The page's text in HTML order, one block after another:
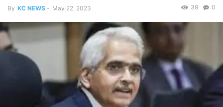
By KC NEWS - May 22, 2023 0
39